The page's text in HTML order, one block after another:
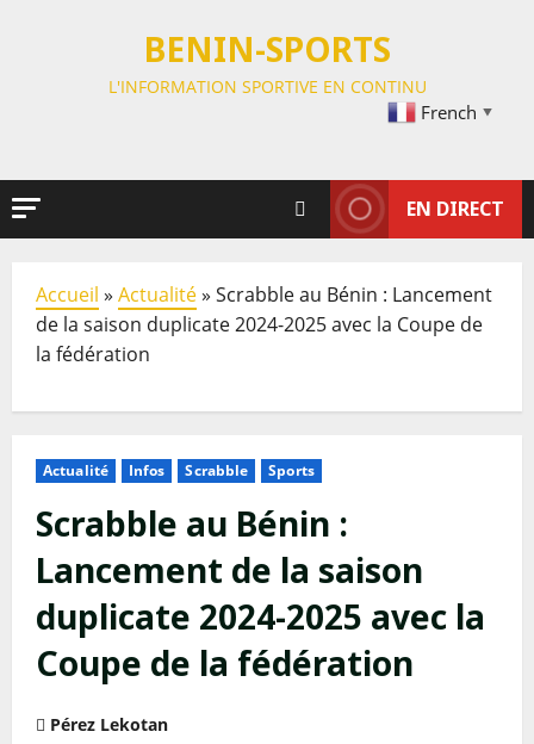
BENIN-SPORTS
L'INFORMATION SPORTIVE EN CONTINU
French ▼
EN DIRECT
Accueil » Actualité» Scrabble au Bénin : Lancement
de la saison duplicate 2024-2025 avec la Coupe de
la fédération
Actualité Infos Scrabble Sports
Scrabble au Bénin :
Lancement de la saison
duplicate 2024-2025 avec la
Coupe de la fédération
Pérez Lekotan